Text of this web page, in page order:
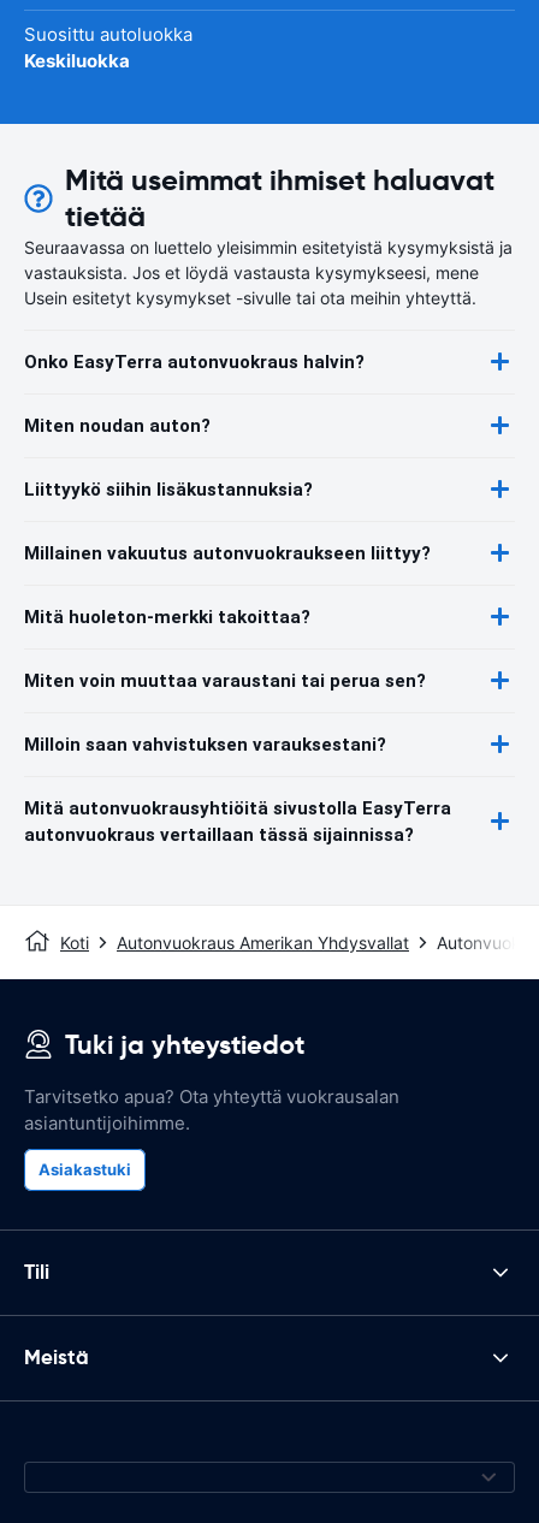
Suosittu autoluokka
Keskiluokka
Mitä useimmat ihmiset haluavat
tietää
Seuraavassa on luettelo yleisimmin esitetyistä kysymyksistä ja
vastauksista. Jos et löydä vastausta kysymykseesi, mene
Usein esitetyt kysymykset -sivulle tai ota meihin yhteyttä.
Onko EasyTerra autonvuokraus halvin?
Miten noudan auton?
Liittyykö siihin lisäkustannuksia?
Millainen vakuutus autonvuokraukseen liittyy?
Mitä huoleton-merkki takoittaa?
Miten voin muuttaa varaustani tai perua sen?
Milloin saan vahvistuksen varauksestani?
Mitä autonvuokrausyhtiöitä sivustolla EasyTerra
autonvuokraus vertaillaan tässä sijainnissa?
Koti Autonvuokraus Amerikan Yhdysvallat
Tuki ja yhteystiedot
Tarvitsetko apua? Ota yhteyttä vuokrausalan
asiantuntijoihimme.
Asiakastuki
Tili
Meistä